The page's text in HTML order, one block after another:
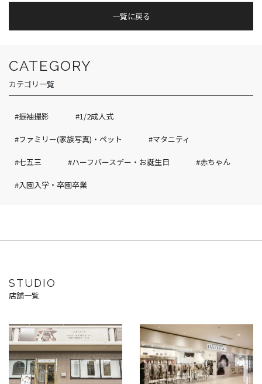
一覧に戻る
CATEGORY
カテゴリ一覧
#振袖撮影 #1/2成人式
#ファミリー(家族写真)・ペット #マタニティ
#七五三 #ハーフバースデー・お誕生日 #赤ちゃん
#入園入学・卒園卒業
STUDIO
店舗一覧